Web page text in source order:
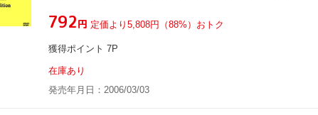
¥792円 定価より5,808円（88%）おトク
獲得ポイント 7P
在庫あり
発売年月日：2006/03/03